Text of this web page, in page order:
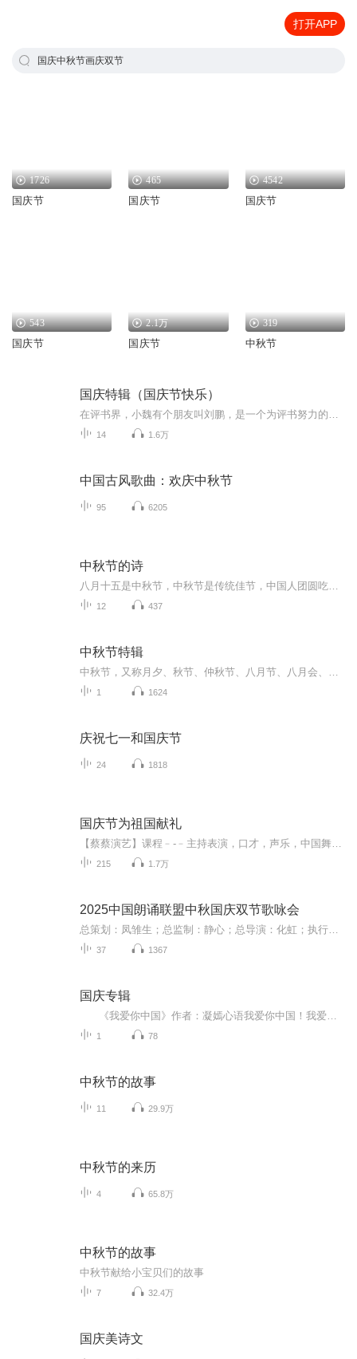
打开APP
国庆中秋节画庆双节
1726
国庆节
465
国庆节
4542
国庆节
543
国庆节
2.1万
国庆节
319
中秋节
国庆特辑（国庆节快乐）
14 1.6万
中国古风歌曲：欢庆中秋节
95 6205
中秋节的诗
12 437
中秋节特辑
1 1624
庆祝七一和国庆节
24 1818
国庆节为祖国献礼
215 1.7万
2025中国朗诵联盟中秋国庆双节歌咏会
37 1367
国庆专辑
1 78
中秋节的故事
11 29.9万
中秋节的来历
4 65.8万
中秋节的故事
中秋节献给小宝贝们的故事
7 32.4万
国庆美诗文